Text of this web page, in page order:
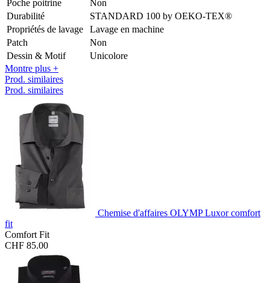
Poche poitrine
Non
Durabilité
STANDARD 100 by OEKO-TEX®
Propriétés de lavage
Lavage en machine
Patch
Non
Dessin & Motif
Unicolore
Montre plus +
Prod. similaires
Prod. similaires
Chemise d'affaires OLYMP Luxor comfort
fit
Comfort Fit
CHF 85.00